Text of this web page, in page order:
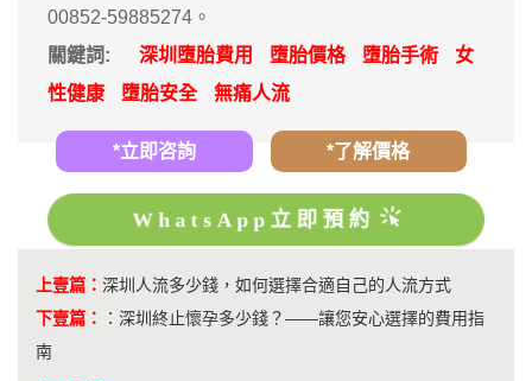
00852-59885274。
關鍵詞:
深圳墮胎費用 墮胎價格 墮胎手術
女
性健康
墮胎安全 無痛人流
*立即咨詢 *了解價格
WhatsApp立即預約
上壹篇： ​深圳人流多少錢，如何選擇合適自己的人流方式
下壹篇：
： 深圳終止懷孕多少錢？——讓您安心選擇的費用指
南